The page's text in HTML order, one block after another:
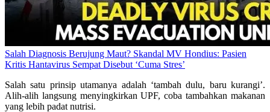
Salah Diagnosis Berujung Maut? Skandal MV Hondius: Pasien
Kritis Hantavirus Sempat Disebut ‘Cuma Stres’
Salah satu prinsip utamanya adalah ‘tambah dulu, baru kurangi’.
Alih-alih langsung menyingkirkan UPF, coba tambahkan makanan
yang lebih padat nutrisi.